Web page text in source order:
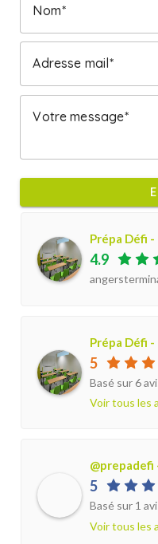
Nom
Adresse mail
Votre message
4.9
5
Basé sur 6
Voir tous les
5
Basé sur 1
Voir tous les